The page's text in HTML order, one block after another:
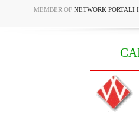
MEMBER OF NETWORK PORTALI